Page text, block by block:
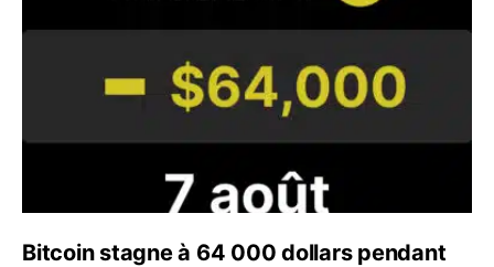
Bitcoin stagne à 64 000 dollars pendant